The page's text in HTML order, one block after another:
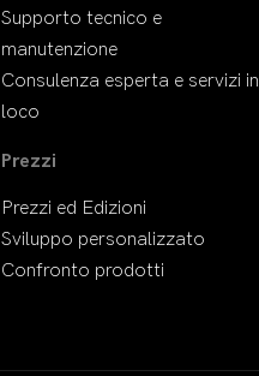
Supporto tecnico e
manutenzione
Consulenza esperta e servizi in
loco
Prezzi
Prezzi ed Edizioni
Sviluppo personalizzato
Confronto prodotti